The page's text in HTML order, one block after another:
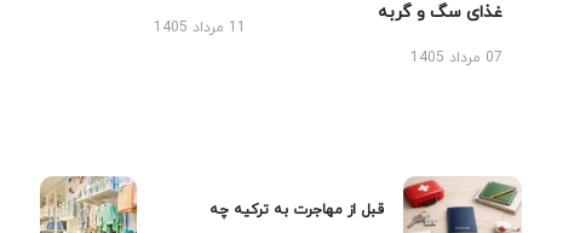
غذای سگ و گربه
07 مرداد 1405
11 مرداد 1405
قبل از مهاجرت به ترکیه چه